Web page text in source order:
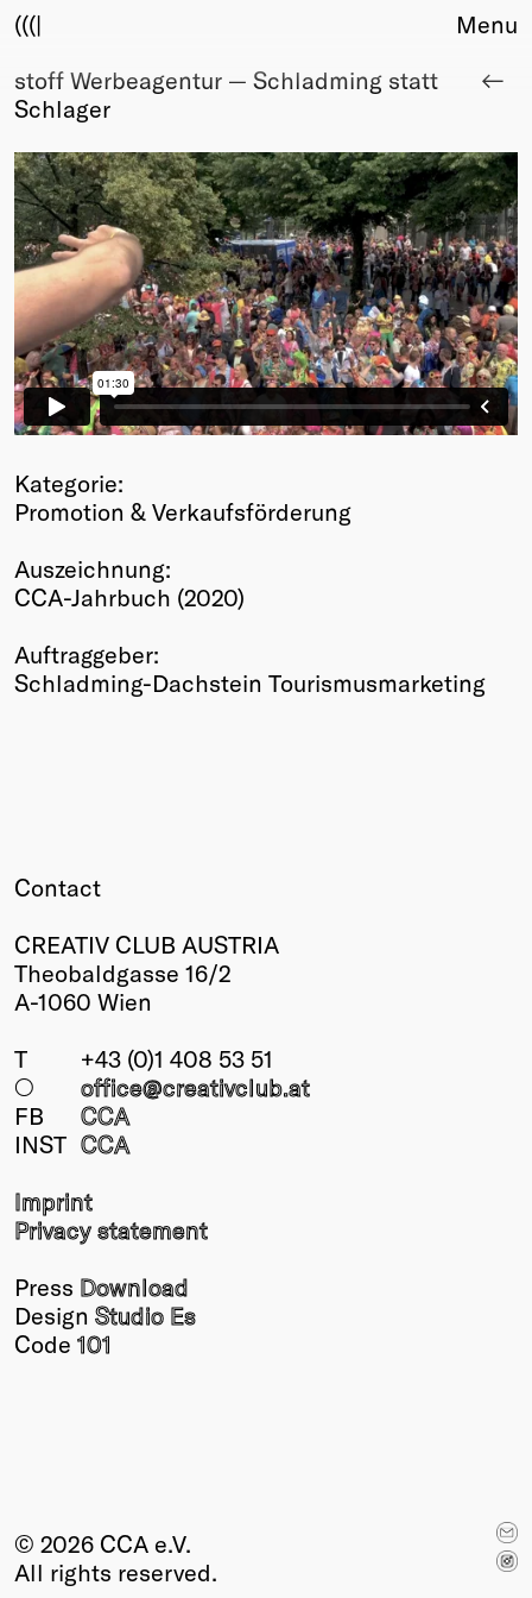
(((|
About
Club
Sponsors
Fair Work
TBD
Events
Upcoming
Past
Membership
Info
Young Creatives
Friends of Creativity
Winners
2026
Annual
Menu
stoff Werbeagentur — Schladming statt
Schlager
Kategorie:
Promotion & Verkaufsförderung
Auszeichnung:
CCA-Jahrbuch (2020)
Auftraggeber:
Schladming-Dachstein Tourismusmarketing
Contact
CREATIV CLUB AUSTRIA
Theobaldgasse 16/2
A-1060 Wien
T
+43 (0)1 408 53 51
○
office@creativclub.at
FB
CCA
INST CCA
Imprint
Privacy statement
Press Download
Design Studio Es
Code 101
© 2026 CCA e.V.
All rights reserved.